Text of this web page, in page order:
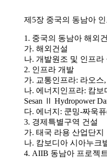
제5장 중국의 동남아
1. 중국의 동남아 해외
가. 해외건설
나. 개발원조 및 인프라
2. 인프라 개발
가. 교통인프라: 라오
나. 에너지인프라: 캄
Sesan Ⅱ Hydropower
다. 에너지: 쿤밍-짜욱
3. 경제특별구역 건설
가. 태국 라용 산업단지
나. 캄보디아 시아누크
4. AIIB 동남아 프로젝트